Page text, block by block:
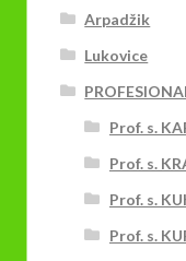
Arpadžik
Lukovice
Prof. s.
Prof. s.
Prof. s.
Prof. s.